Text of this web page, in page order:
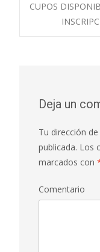
CUPOS
Deja un
Tu dirección
publicada. Los
marcados con
Comentario